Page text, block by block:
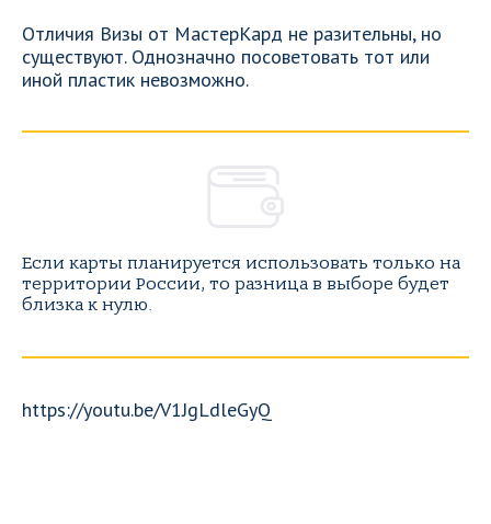
Отличия Визы от МастерКард не разительны, но
существуют. Однозначно посоветовать тот или
иной пластик невозможно.
Если карты планируется использовать только на
территории России, то разница в выборе будет
близка к нулю.
https://youtu.be/V1JgLdleGyQ